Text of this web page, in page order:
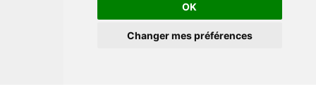
OK
Changer mes préférences